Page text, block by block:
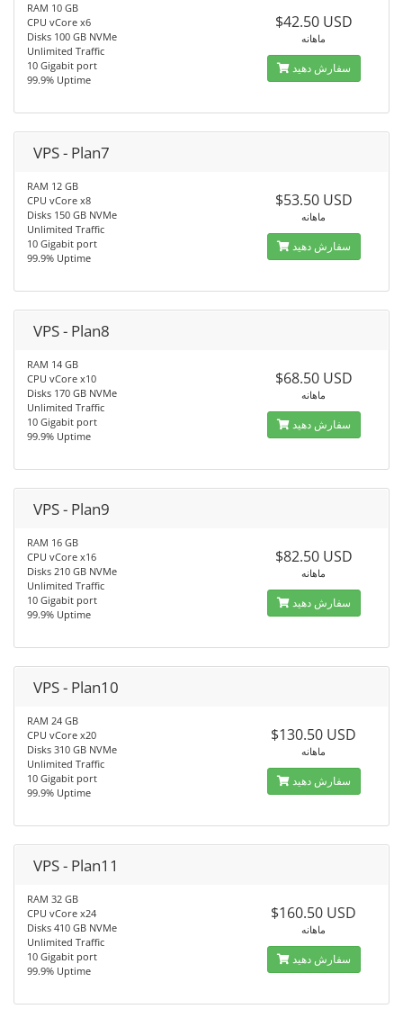
RAM 10 GB
CPU vCore x6
Disks 100 GB NVMe
Unlimited Traffic
10 Gigabit port
99.9% Uptime
$42.50 USD
ماهانه
سفارش دهید
VPS - Plan7
RAM 12 GB
CPU vCore x8
Disks 150 GB NVMe
Unlimited Traffic
10 Gigabit port
99.9% Uptime
$53.50 USD
ماهانه
سفارش دهید
VPS - Plan8
RAM 14 GB
CPU vCore x10
Disks 170 GB NVMe
Unlimited Traffic
10 Gigabit port
99.9% Uptime
$68.50 USD
ماهانه
سفارش دهید
VPS - Plan9
RAM 16 GB
CPU vCore x16
Disks 210 GB NVMe
Unlimited Traffic
10 Gigabit port
99.9% Uptime
$82.50 USD
ماهانه
سفارش دهید
VPS - Plan10
RAM 24 GB
CPU vCore x20
Disks 310 GB NVMe
Unlimited Traffic
10 Gigabit port
99.9% Uptime
$130.50 USD
ماهانه
سفارش دهید
VPS - Plan11
RAM 32 GB
CPU vCore x24
Disks 410 GB NVMe
Unlimited Traffic
10 Gigabit port
99.9% Uptime
$160.50 USD
ماهانه
سفارش دهید